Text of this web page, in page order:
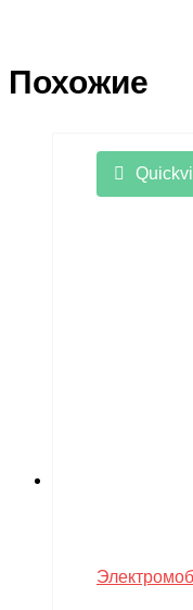
Похожие